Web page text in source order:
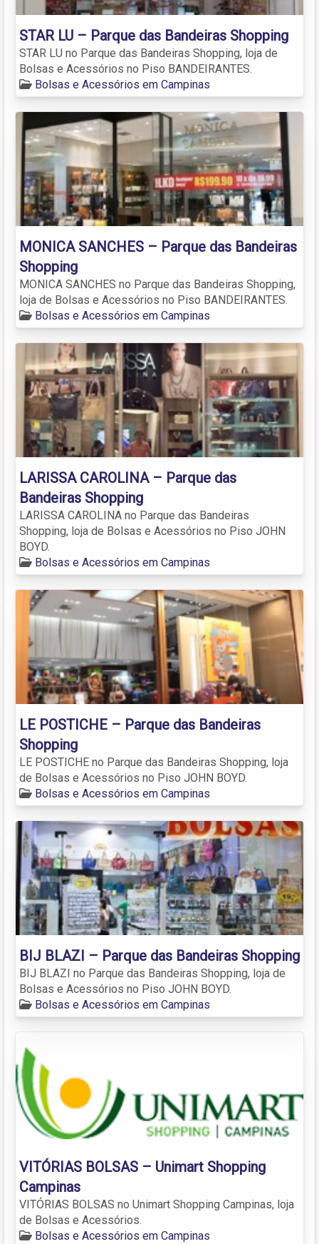
STAR LU – Parque das Bandeiras Shopping
STAR LU no Parque das Bandeiras Shopping, loja de
Bolsas e Acessórios no Piso BANDEIRANTES.
Bolsas e Acessórios em Campinas
MONICA SANCHES – Parque das Bandeiras
Shopping
MONICA SANCHES no Parque das Bandeiras Shopping,
loja de Bolsas e Acessórios no Piso BANDEIRANTES.
Bolsas e Acessórios em Campinas
LARISSA CAROLINA – Parque das
Bandeiras Shopping
LARISSA CAROLINA no Parque das Bandeiras
Shopping, loja de Bolsas e Acessórios no Piso JOHN
BOYD.
Bolsas e Acessórios em Campinas
LE POSTICHE – Parque das Bandeiras
Shopping
LE POSTICHE no Parque das Bandeiras Shopping, loja
de Bolsas e Acessórios no Piso JOHN BOYD.
Bolsas e Acessórios em Campinas
BIJ BLAZI – Parque das Bandeiras Shopping
BIJ BLAZI no Parque das Bandeiras Shopping, loja de
Bolsas e Acessórios no Piso JOHN BOYD.
Bolsas e Acessórios em Campinas
VITÓRIAS BOLSAS – Unimart Shopping
Campinas
VITÓRIAS BOLSAS no Unimart Shopping Campinas, loja
de Bolsas e Acessórios.
Bolsas e Acessórios em Campinas